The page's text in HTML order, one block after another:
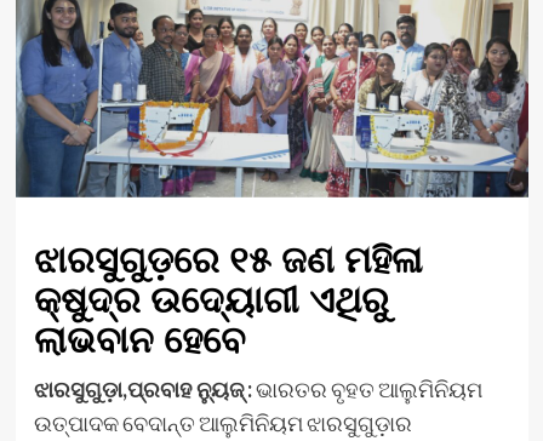
ଝାରସୁଗୁଡ଼ରେ ୧୫ ଜଣ ମହିଳା
କ୍ଷୁଦ୍ର ଉଦ୍ୟୋଗୀ ଏଥିରୁ
ଲାଭବାନ ହେବେ
ଝାରସୁଗୁଡ଼ା,ପ୍ରବାହ ନ୍ୟୁଜ୍ :ଭାରତର ବୃହତ ଆଲୁମିନିୟମ
ଉତ୍ପାଦକ ବେଦାନ୍ତ ଆଲୁମିନିୟମ ଝାରସୁଗୁଡ଼ାର